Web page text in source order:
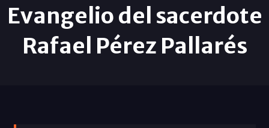
Evangelio del sacerdote
Rafael Pérez Pallarés